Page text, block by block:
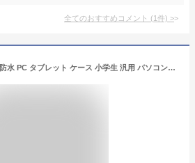
全てのおすすめコメント (1件) >
リモート スクール 防水 PC タブレット ケース 小学生 汎用 パソコンケース 小学校 中学校 オンライン授業 通学 子供 iPad MacBook pro Air tablet-case